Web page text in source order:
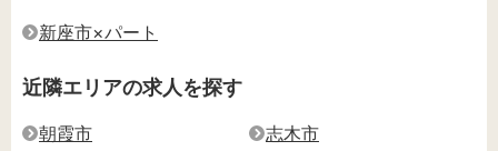
新座市×パート
近隣エリアの求人を探す
朝霞市 志木市